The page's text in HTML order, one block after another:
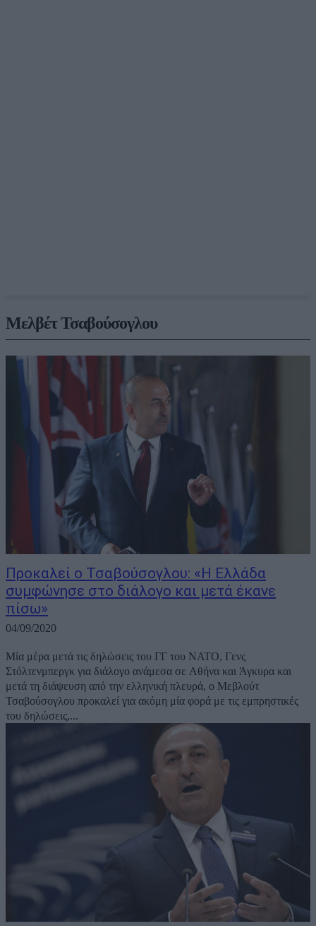
Μελβέτ Τσαβούσογλου
Προκαλεί ο Τσαβούσογλου: «Η Ελλάδα
συμφώνησε στο διάλογο και μετά έκανε
πίσω»
04/09/2020
Μία μέρα μετά τις δηλώσεις του ΓΓ του ΝΑΤΟ, Γενς
Στόλτενμπεργκ για διάλογο ανάμεσα σε Αθήνα και Άγκυρα και
μετά τη διάψευση από την ελληνική πλευρά, ο Μεβλούτ
Τσαβούσογλου προκαλεί για ακόμη μία φορά με τις εμπρηστικές
του δηλώσεις,...